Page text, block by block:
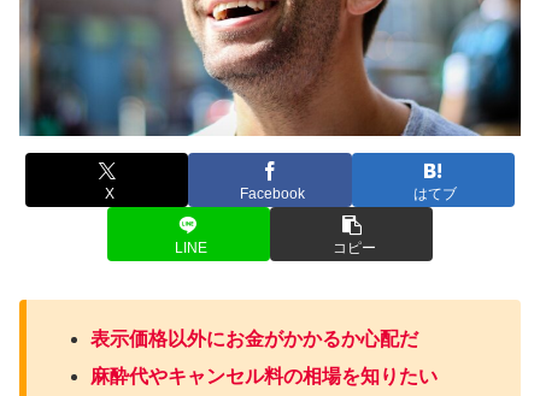
X Facebook はてブ
LINE コピー
表示価格以外にお金がかかるか心配だ
麻酔代やキャンセル料の相場を知りたい